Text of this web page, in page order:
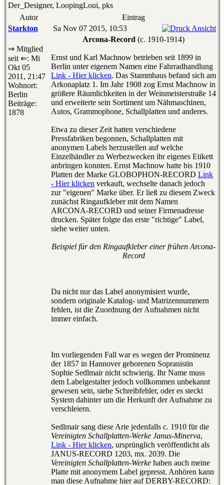
Der_Designer, LoopingLoui, pks
Autor
Eintrag
Starkton
Sa Nov 07 2015, 10:53
⇒ Mitglied
seit ⇐: Mi
Okt 05
2011, 21:47
Wohnort:
Berlin
Beiträge:
1878
Arcona-Record (c. 1910-1914)
Ernst und Karl Machnow betrieben seit 1899 in
Berlin unter eigenem Namen eine Fahrradhandlung
Link - Hier klicken. Das Stammhaus befand sich am
Arkonaplatz 1. Im Jahr 1908 zog Ernst Machnow in
größere Räumlichkeiten in der Weinmeisterstraße 14
und erweiterte sein Sortiment um Nähmaschinen,
Autos, Grammophone, Schallplatten und anderes.
Etwa zu dieser Zeit hatten verschiedene
Pressfabriken begonnen, Schallplatten mit
anonymen Labels herzustellen auf welche
Einzelhändler zu Werbezwecken ihr eigenes Etikett
anbringen konnten. Ernst Machnow hatte bis 1910
Platten der Marke GLOBOPHON-RECORD Link
- Hier klicken verkauft, wechselte danach jedoch
zur "eigenen" Marke über. Er ließ zu diesem Zweck
zunächst Ringaufkleber mit dem Namen
ARCONA-RECORD und seiner Firmenadresse
drucken. Später folgte das erste "richtige" Label,
siehe weiter unten.
Beispiel für den Ringaufkleber einer frühen Arcona-
Record
Da nicht nur das Label anonymisiert wurde,
sondern originale Katalog- und Matrizennummern
fehlen, ist die Zuordnung der Aufnahmen nicht
immer einfach.
Im vorliegenden Fall war es wegen der Prominenz
der 1857 in Hannover geborenen Sopranistin
Sophie Sedlmair nicht schwierig. Ihr Name muss
dem Labelgestalter jedoch vollkommen unbekannt
gewesen sein, siehe Schreibfehler, oder es steckt
System dahinter um die Herkunft der Aufnahme zu
verschleiern.
Sedlmair sang diese Arie jedenfalls c. 1910 für die
Vereinigten Schallplatten-Werke Janus-Minerva,
Link - Hier klicken, ursprünglich veröffentlicht als
JANUS-RECORD 1203, mx. 2039. Die
Vereinigten Schallplatten-Werke haben auch meine
Platte mit anonymem Label gepresst. Anhören kann
man diese Aufnahme hier auf DERBY-RECORD: